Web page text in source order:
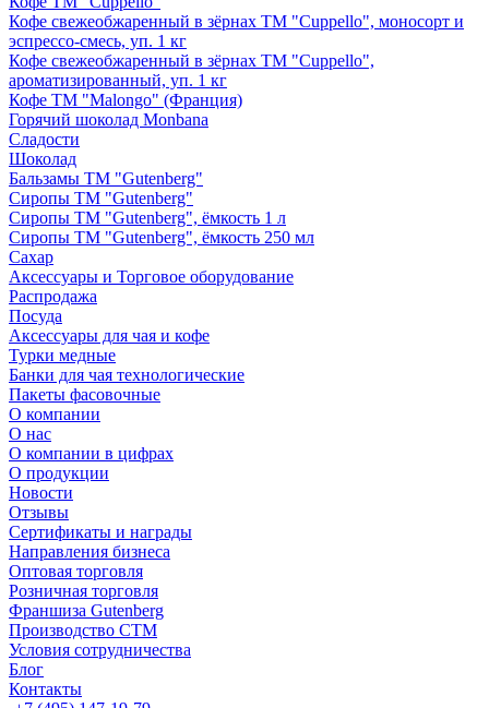
Кофе свежеобжаренный в зёрнах ТМ "Cuppello", моносорт и
эспрессо-смесь, уп. 1 кг
Кофе свежеобжаренный в зёрнах ТМ "Cuppello",
ароматизированный, уп. 1 кг
Кофе ТМ "Malongo" (Франция)
Горячий шоколад Monbana
Сладости
Шоколад
Бальзамы ТМ "Gutenberg"
Сиропы ТМ "Gutenberg"
Сиропы ТМ "Gutenberg", ёмкость 1 л
Сиропы ТМ "Gutenberg", ёмкость 250 мл
Сахар
Аксессуары и Торговое оборудование
Распродажа
Посуда
Аксессуары для чая и кофе
Турки медные
Банки для чая технологические
Пакеты фасовочные
О компании
О нас
О компании в цифрах
О продукции
Новости
Отзывы
Сертификаты и награды
Направления бизнеса
Оптовая торговля
Розничная торговля
Франшиза Gutenberg
Производство СТМ
Условия сотрудничества
Блог
Контакты